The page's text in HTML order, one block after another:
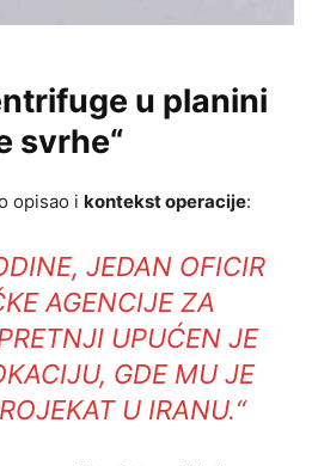
u planini
svrhe“
opisao i kontekst operacije:
JEDAN OFICIR
AGENCIJE ZA
UPUĆEN JE
GDE MU JE
U IRANU.“